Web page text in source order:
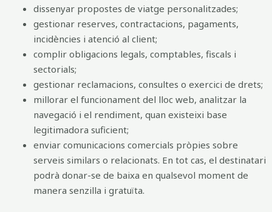
dissenyar propostes de viatge personalitzades;
gestionar reserves, contractacions, pagaments,
incidències i atenció al client;
complir obligacions legals, comptables, fiscals i
sectorials;
gestionar reclamacions, consultes o exercici de drets;
millorar el funcionament del lloc web, analitzar la
navegació i el rendiment, quan existeixi base
legitimadora suficient;
enviar comunicacions comercials pròpies sobre
serveis similars o relacionats. En tot cas, el destinatari
podrà donar-se de baixa en qualsevol moment de
manera senzilla i gratuïta.